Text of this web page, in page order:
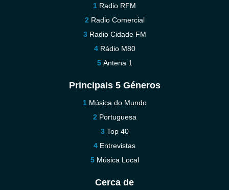
Radio RFM
Radio Comercial
Radio Cidade FM
Rádio M80
Antena 1
Principais 5 Géneros
Música do Mundo
Portuguesa
Top 40
Entrevistas
Música Local
Cerca de